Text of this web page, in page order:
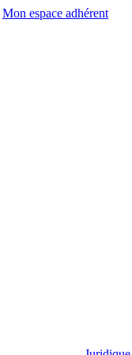
Mon espace adhérent